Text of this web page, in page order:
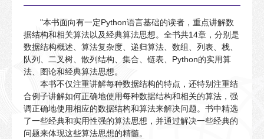
"本书面向有一定Python语言基础的读者，重点讲解数
据结构和相关算法以及经典算法思想。全书共14章，分别是
数据结构概述、算法复杂度、递归算法、数组、列表、栈、
队列、二叉树、散列结构、集合、链表、Python的实用算
法、图论和经典算法思想。
本书不仅注重讲解每种数据结构的特点，还特别注重结
合例子讲解如何正确地使用每种数据结构和相关的算法，强
调正确地使用相应的数据结构和算法来解决问题。书中精选
了一些经典和实用性强的算法思想，并通过解决一些经典的
问题来体现这些算法思想的精髓。